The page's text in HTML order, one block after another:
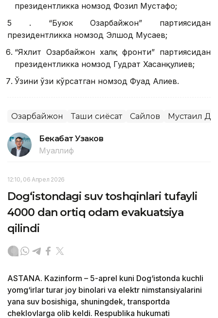
президентликка номзод Фозил Мустафо;
5 . “Буюк Озарбайжон” партиясидан
президентликка номзод Элшод Мусаев;
“Яхлит Озарбайжон халқ фронти” партиясидан
президентликка номзод Гудрат Хасанқулиев;
Ўзини ўзи кўрсатган номзод Фуад Алиев.
Озарбайжон Ташқи сиёсат Сайлов Мустақил
Бекабат Узаков
Муаллиф
12:10, 06 Апрел 2026
Dog‘istondagi suv toshqinlari tufayli
4000 dan ortiq odam evakuatsiya
qilindi
ASTANA. Kazinform – 5-aprel kuni Dog‘istonda kuchli
yomg‘irlar turar joy binolari va elektr nimstansiyalarini
yana suv bosishiga, shuningdek, transportda
cheklovlarga olib keldi. Respublika hukumati